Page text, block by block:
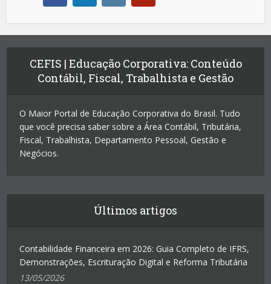
CEFIS | Educação Corporativa: Conteúdo
Contábil, Fiscal, Trabalhista e Gestão
O Maior Portal de Educação Corporativa do Brasil. Tudo
que você precisa saber sobre a Área Contábil, Tributária,
Fiscal, Trabalhista, Departamento Pessoal, Gestão e
Negócios.
Últimos artigos
Contabilidade Financeira em 2026: Guia Completo de IFRS,
Demonstrações, Escrituração Digital e Reforma Tributária
13/05/2026